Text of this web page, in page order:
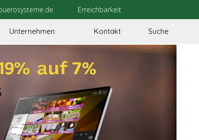
Erreichbarkeit
Unternehmen Kontakt Suche